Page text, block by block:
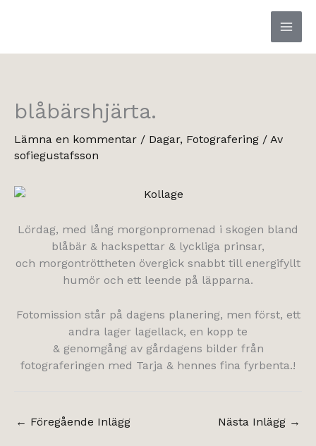
blåbärshjärta.
Lämna en kommentar / Dagar, Fotografering / Av
sofiegustafsson
Lördag, med lång morgonpromenad i skogen bland
blåbär & hackspettar & lyckliga prinsar,
och morgontröttheten övergick snabbt till energifyllt
humör och ett leende på läpparna.
Fotomission står på dagens planering, men först, ett
andra lager lagellack, en kopp te
& genomgång av gårdagens bilder från
fotograferingen med Tarja & hennes fina fyrbenta.!
← Föregående Inlägg Nästa Inlägg →